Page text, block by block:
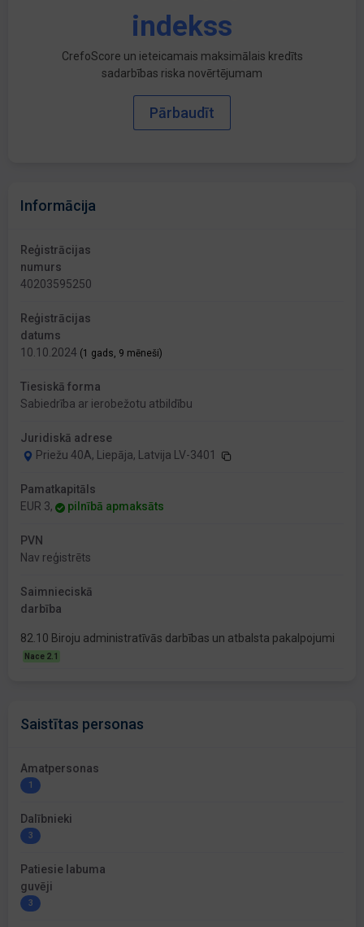
indekss
CrefoScore un ieteicamais maksimālais kredīts
sadarbības riska novērtējumam
Pārbaudīt
Informācija
Reģistrācijas
numurs
40203595250
Reģistrācijas
datums
10.10.2024 (1 gads, 9 mēneši)
Tiesiskā forma
Sabiedrība ar ierobežotu atbildību
Juridiskā adrese
Priežu 40A, Liepāja, Latvija LV-3401
Pamatkapitāls
EUR 3,
pilnībā apmaksāts
PVN
Nav reģistrēts
Saimnieciskā
darbība
82.10 Biroju administratīvās darbības un atbalsta pakalpojumi
Nace 2.1
Saistītas personas
Amatpersonas
1
Dalībnieki
3
Patiesie labuma
guvēji
3